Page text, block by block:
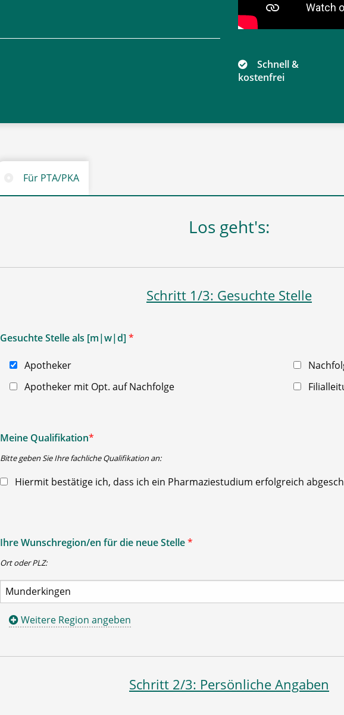
Schnell &
kostenfrei
Für PTA/PKA
Los geht's:
Schritt 1/3: Gesuchte Stelle
Gesuchte Stelle als [m|w|d] *
Apotheker
Apotheker mit Opt. auf Nachfolge
Meine Qualifikation*
Bitte geben Sie Ihre fachliche Qualifikation an:
Hiermit bestätige ich, dass ich ein Pharmaziestudium erfolgreich
Ihre Wunschregion/en für die neue Stelle*
Ort oder PLZ:
Weitere Region angeben
Schritt 2/3: Persönliche Angaben